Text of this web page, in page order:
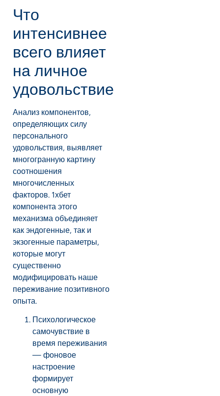
Что
интенсивнее
всего влияет
на личное
удовольствие
Анализ компонентов,
определяющих силу
персонального
удовольствия, выявляет
многогранную картину
соотношения
многочисленных
факторов. 1хбет
компонента этого
механизма объединяет
как эндогенные, так и
экзогенные параметры,
которые могут
существенно
модифицировать наше
переживание позитивного
опыта.
Психологическое
самочувствие в
время переживания
— фоновое
настроение
формирует
основную